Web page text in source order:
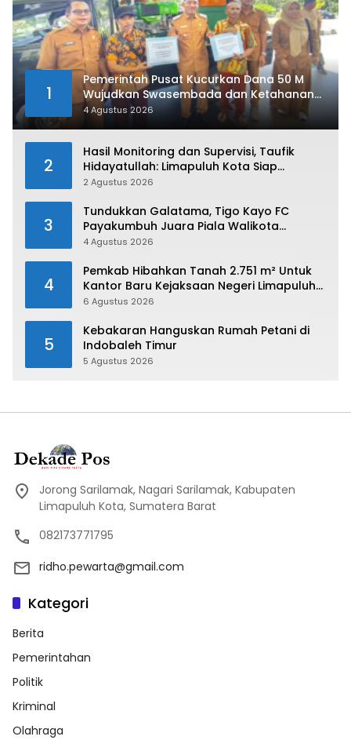
1
Pemerintah Pusat Kucurkan Dana 50 M
Wujudkan Swasembada dan Ketahanan
Pangan di Kabupaten 50 Kota
4 Agustus 2026
2
Hasil Monitoring dan Supervisi, Taufik
Hidayatullah: Limapuluh Kota Siap
Kirimkan Atlet Terbaiknya Pada Porprov
2 Agustus 2026
3
Tundukkan Galatama, Tigo Kayo FC
Payakumbuh Juara Piala Walikota
Payakumbuh 2026
4 Agustus 2026
4
Pemkab Hibahkan Tanah 2.751 m² Untuk
Kantor Baru Kejaksaan Negeri Limapuluh
Kota
6 Agustus 2026
5
Kebakaran Hanguskan Rumah Petani di
Indobaleh Timur
5 Agustus 2026
Jorong Sarilamak, Nagari Sarilamak, Kabupaten
Limapuluh Kota, Sumatera Barat
082173771795
ridho.pewarta@gmail.com
Kategori
Berita
Pemerintahan
Politik
Kriminal
Olahraga